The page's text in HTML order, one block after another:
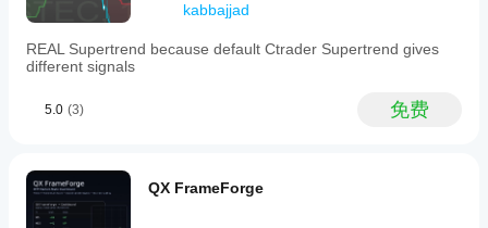
略。
kabbajjad
REAL Supertrend because default Ctrader Supertrend gives
different signals
5.0 (3) 免费
QX FrameForge